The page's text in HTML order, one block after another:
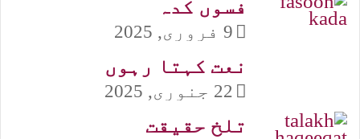
فسوں کدہ
9 فروری, 2025
نعت کہتا رہوں
22 جنوری, 2025
تلخ حقیقت